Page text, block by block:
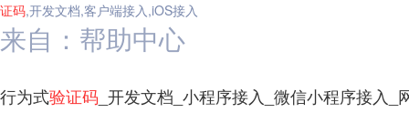
证码,开发文档,客户端接入,iOS接入
来自：帮助中心
行为式验证码 _开发文档_小程序接入_微信小程序接入_